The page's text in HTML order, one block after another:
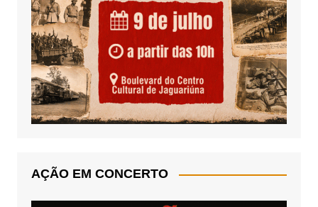
AÇÃO EM CONCERTO